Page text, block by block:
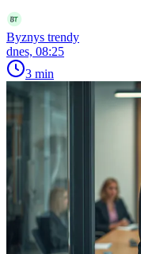
Byznys trendy
dnes, 08:25
3 min